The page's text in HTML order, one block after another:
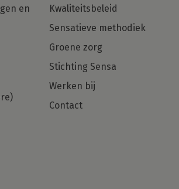
een zorgHART en net dat
extra gezocht voor Regio
jij die Basis Psycholoog met
dan zijn wij op zoek
en
Kwaliteitsbeleid
Sensatieve methodiek
Groene zorg
Stichting Sensa
Werken bij
Contact